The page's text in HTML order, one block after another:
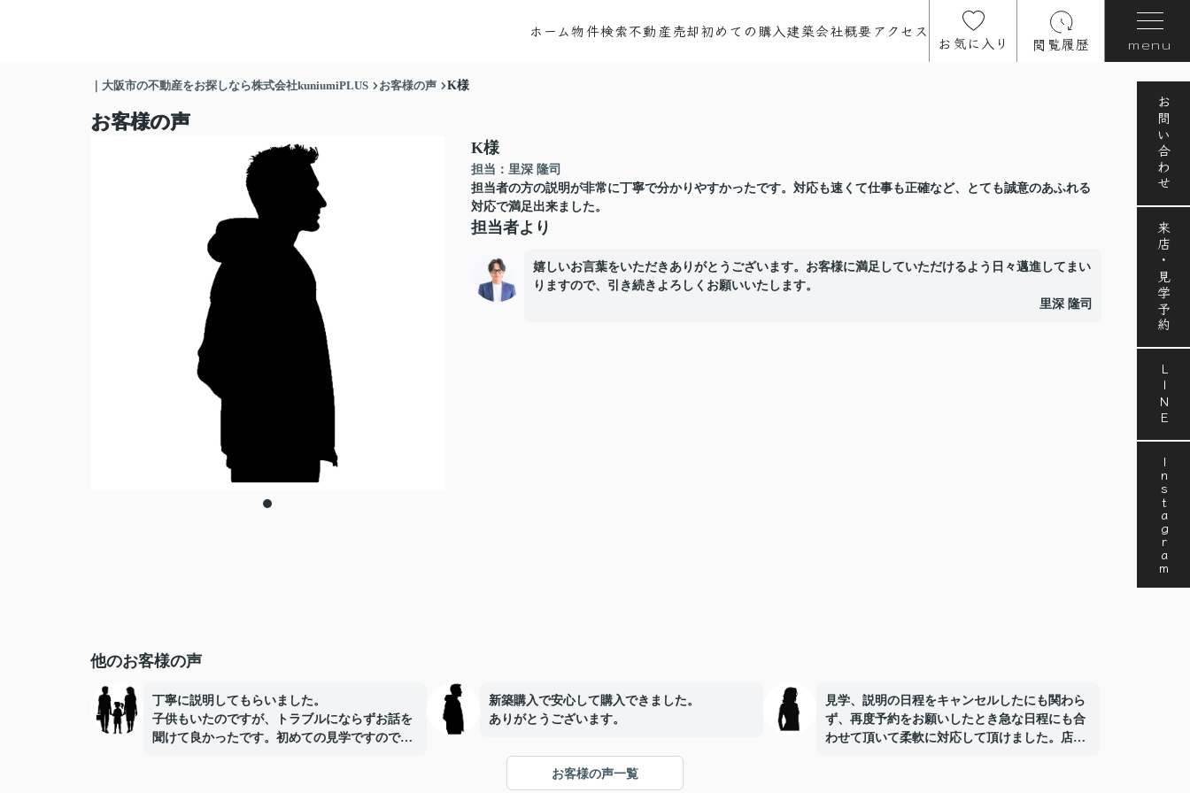
ホーム物件検索不動産売却初めての購入建築会社概要アクセス
お気に入り 閲覧履歴 menu
お問い合わせ
来店・見学予約
LINE
Instagram
｜大阪市の不動産をお探しなら株式会社kuniumiPLUS お客様の声 K様
お客様の声
K様
担当：里深 隆司
担当者の方の説明が非常に丁寧で分かりやすかったです。対応も速くて仕事も正確など、とても誠意のあふれる
対応で満足出来ました。
担当者より
嬉しいお言葉をいただきありがとうございます。お客様に満足していただけるよう日々邁進してまい
りますので、引き続きよろしくお願いいたします。
里深 隆司
他のお客様の声
丁寧に説明してもらいました。
子供もいたのですが、トラブルにならずお話を
聞けて良かったです。初めての見学ですので、
新築購入で安心して購入できました。
ありがとうございます。
見学、説明の日程をキャンセルしたにも関わら
ず、再度予約をお願いしたとき急な日程にも合
わせて頂いて柔軟に対応して頂けました。店内
お客様の声一覧